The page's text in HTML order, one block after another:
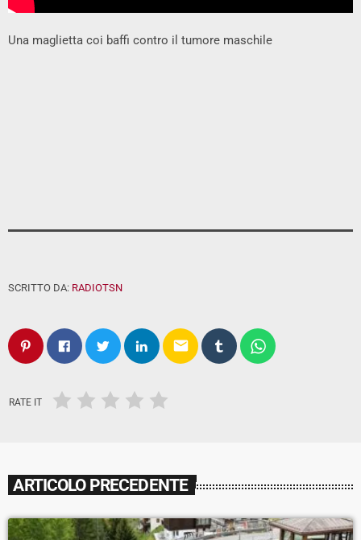
Una maglietta coi baffi contro il tumore maschile
SCRITTO DA: RADIOTSN
email
RATE IT
ARTICOLO PRECEDENTE